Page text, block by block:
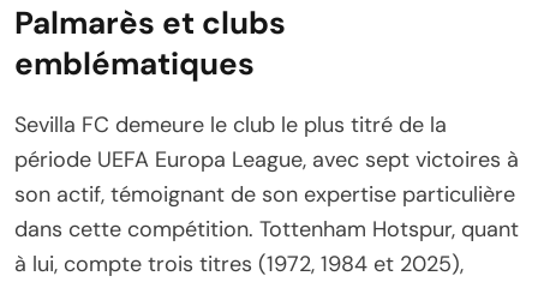
Palmarès et clubs
emblématiques
Sevilla FC demeure le club le plus titré de la
période UEFA Europa League, avec sept victoires à
son actif, témoignant de son expertise particulière
dans cette compétition. Tottenham Hotspur, quant
à lui, compte trois titres (1972, 1984 et 2025),